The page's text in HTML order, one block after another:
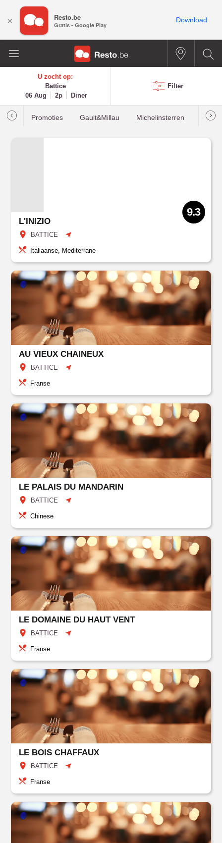
U zocht op:
Battice
06 Aug
2p Diner
Filter
Promoties Gault&Millau Michelinsterren
L'INIZIO
BATTICE
9.3
Italiaanse, Mediterrane
AU VIEUX CHAINEUX
BATTICE
Franse
LE PALAIS DU MANDARIN
BATTICE
Chinese
LE DOMAINE DU HAUT VENT
BATTICE
Franse
LE BOIS CHAFFAUX
BATTICE
Franse
× Resto.be
Gratis - Google Play
Download